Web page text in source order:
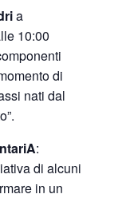
a
10:00
di
nati dal
:
di alcuni
in un